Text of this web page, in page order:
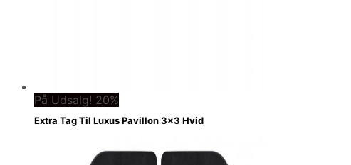
På Udsalg! 20%
Extra Tag Til Luxus Pavillon 3×3 Hvid